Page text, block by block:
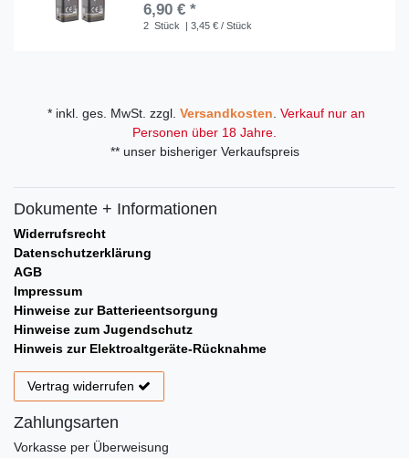
6,90 € *
2 Stück | 3,45 € / Stück
* inkl. ges. MwSt. zzgl. Versandkosten. Verkauf nur an
Personen über 18 Jahre.
** unser bisheriger Verkaufspreis
Dokumente + Informationen
Widerrufsrecht
Datenschutzerklärung
AGB
Impressum
Hinweise zur Batterieentsorgung
Hinweise zum Jugendschutz
Hinweis zur Elektroaltgeräte-Rücknahme
Vertrag widerrufen
Zahlungsarten
Vorkasse per Überweisung